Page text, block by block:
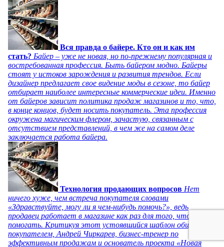
Вся правда о байере. Кто он и как им
стать? Байер – уже не новая, но по-прежнему популярная и
востребованная профессия. Быть байером модно. Байеры
стоят у истоков зарождения и развития трендов. Если
дизайнер предлагает свое видение моды в сезоне, то байер
отбирает наиболее интересные коммерческие идеи. Именно
от байеров зависит политика продаж магазинов и то, что,
в конце концов, будет носить покупатель. Эта профессия
окружена магическим флером, зачастую, связанным с
отсутствием представлений, в чем же на самом деле
заключается работа байера.
Технология продающих вопросов Нет
ничего хуже, чем встреча покупателя словами
«Здравствуйте, могу ли я чем-нибудь помочь?», ведь
продавец работает в магазине как раз для того, чтобы
помогать. Критикуя этот устоявшийся шаблон общения с
покупателем, Андрей Чиркарев, бизнес-тренер по
эффективным продажам и основатель проекта «Новая